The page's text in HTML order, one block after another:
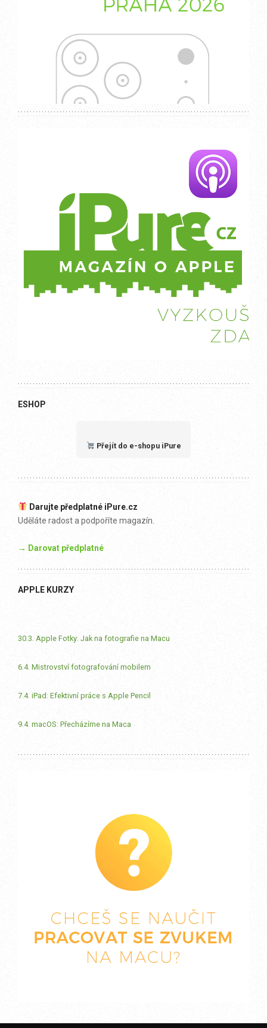
ESHOP
Přejít do e-shopu iPure
Darujte předplatné iPure.cz
Uděláte radost a podpoříte magazín.
→ Darovat předplatné
APPLE KURZY
30.3. Apple Fotky: Jak na fotografie na Macu
6.4. Mistrovství fotografování mobilem
7.4. iPad: Efektivní práce s Apple Pencil
9.4. macOS: Přecházíme na Maca